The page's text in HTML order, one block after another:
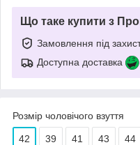
Що таке купити з
Замовлення під
Доступна доставка
Розмір чоловічого взуття
42 39 41 43 44